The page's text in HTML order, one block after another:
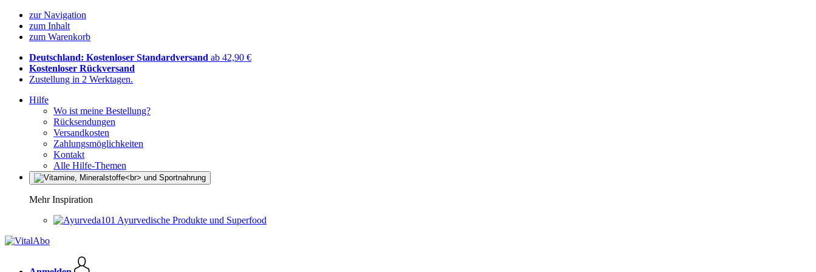
zur Navigation
zum Inhalt
zum Warenkorb
Deutschland: Kostenloser Standardversand ab 42,90 €
Kostenloser Rückversand
Zustellung in 2 Werktagen.
Hilfe
Wo ist meine Bestellung?
Rücksendungen
Versandkosten
Zahlungsmöglichkeiten
Kontakt
Alle Hilfe-Themen
Mehr Inspiration
Ayurvedische Produkte und Superfood